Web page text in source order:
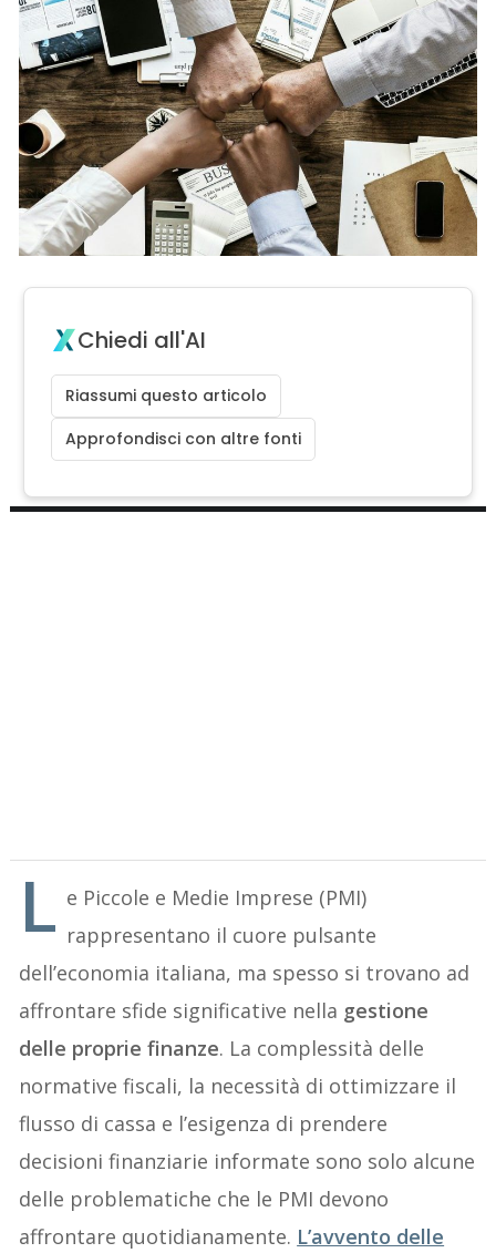
Chiedi all'AI
Riassumi questo articolo
Approfondisci con altre fonti
L e Piccole e Medie Imprese (PMI)
rappresentano il cuore pulsante
dell’economia italiana, ma spesso si trovano ad
affrontare sfide significative nella gestione
delle proprie finanze. La complessità delle
normative fiscali, la necessità di ottimizzare il
flusso di cassa e l’esigenza di prendere
decisioni finanziarie informate sono solo alcune
delle problematiche che le PMI devono
affrontare quotidianamente. L’avvento delle